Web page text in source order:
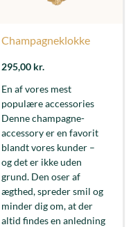
Champagneklokke
295,00 kr.
En af vores mest
populære accessories
Denne champagne-
accessory er en favorit
blandt vores kunder –
og det er ikke uden
grund. Den oser af
ægthed, spreder smil og
minder dig om, at der
altid findes en anledning